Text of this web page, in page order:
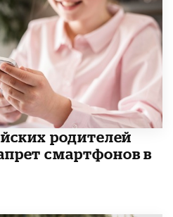
родителей
смартфонов в